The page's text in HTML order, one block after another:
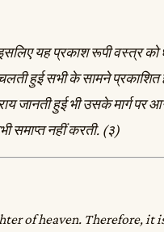
इसलिए यह प्रकाश रूपी वस्त्र को
चलती हुई सभी के सामने प्रकाशित
जानती हुई भी उसके मार्ग
समाप्त नहीं करती. (३)
of heaven. Therefore, it